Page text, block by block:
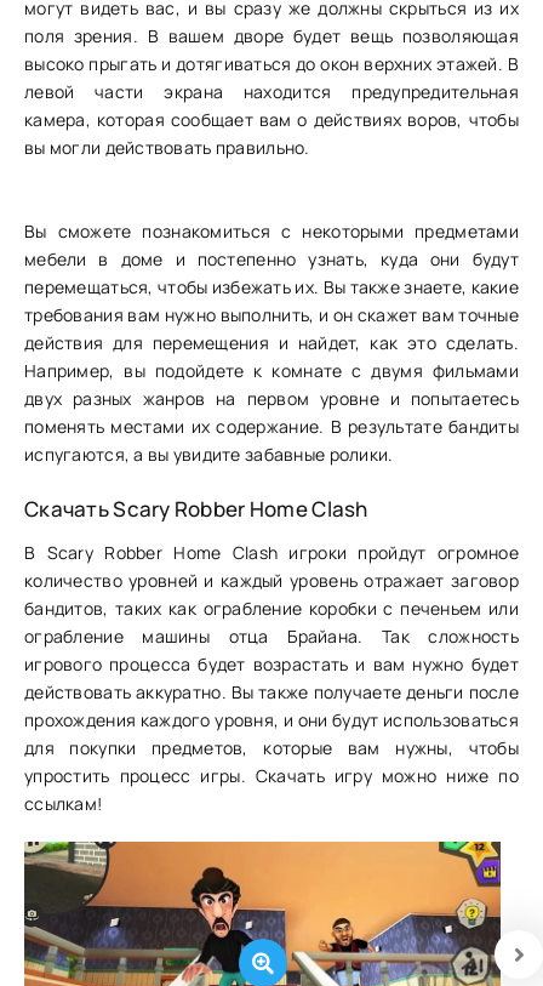
могут видеть вас, и вы сразу же должны скрыться из их
поля зрения. В вашем дворе будет вещь позволяющая
высоко прыгать и дотягиваться до окон верхних этажей. В
левой части экрана находится предупредительная
камера, которая сообщает вам о действиях воров, чтобы
вы могли действовать правильно.
Вы сможете познакомиться с некоторыми предметами
мебели в доме и постепенно узнать, куда они будут
перемещаться, чтобы избежать их. Вы также знаете, какие
требования вам нужно выполнить, и он скажет вам точные
действия для перемещения и найдет, как это сделать.
Например, вы подойдете к комнате с двумя фильмами
двух разных жанров на первом уровне и попытаетесь
поменять местами их содержание. В результате бандиты
испугаются, а вы увидите забавные ролики.
Скачать Scary Robber Home Clash
В Scary Robber Home Clash игроки пройдут огромное
количество уровней и каждый уровень отражает заговор
бандитов, таких как ограбление коробки с печеньем или
ограбление машины отца Брайана. Так сложность
игрового процесса будет возрастать и вам нужно будет
действовать аккуратно. Вы также получаете деньги после
прохождения каждого уровня, и они будут использоваться
для покупки предметов, которые вам нужны, чтобы
упростить процесс игры. Скачать игру можно ниже по
ссылкам!